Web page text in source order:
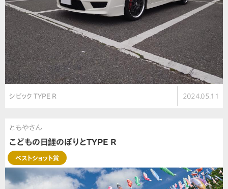
シビック TYPE R 2024.05.11
ともやさん
こどもの日鯉のぼりとTYPE R
ベストショット賞